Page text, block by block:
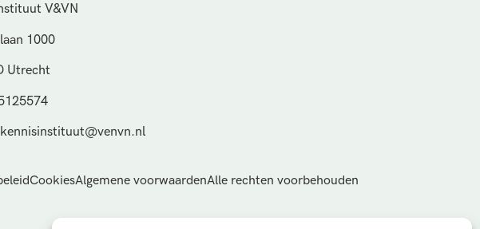
V&VN
1000
Utrecht
CookiesAlgemene voorwaardenAlle rechten voorbehouden